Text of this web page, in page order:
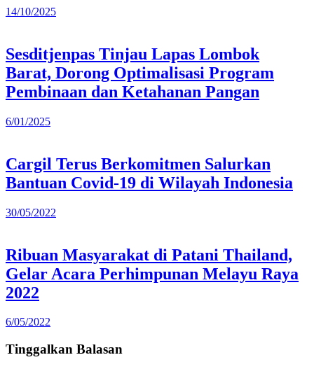
14/10/2025
Sesditjenpas Tinjau Lapas Lombok
Barat, Dorong Optimalisasi Program
Pembinaan dan Ketahanan Pangan
6/01/2025
Cargil Terus Berkomitmen Salurkan
Bantuan Covid-19 di Wilayah Indonesia
30/05/2022
Ribuan Masyarakat di Patani Thailand,
Gelar Acara Perhimpunan Melayu Raya
2022
6/05/2022
Tinggalkan Balasan